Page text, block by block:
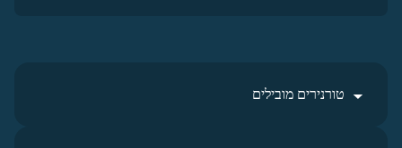
טורנירים מובילים